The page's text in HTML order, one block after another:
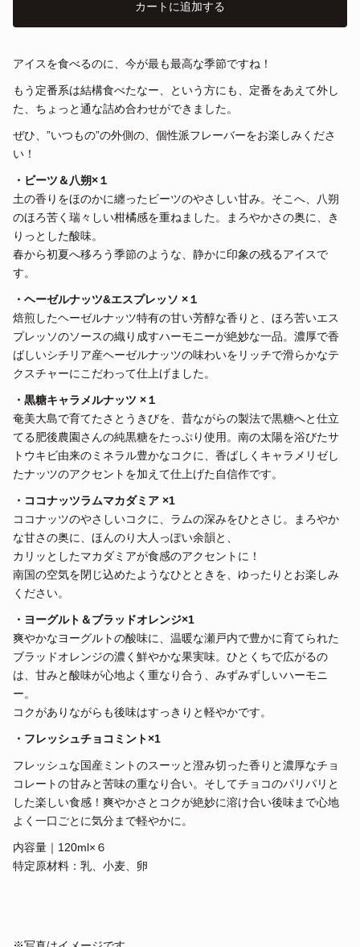
カートに追加する
アイスを食べるのに、今が最も最高な季節ですね！
もう定番系は結構食べたなー、という方にも、定番をあえて外し
た、ちょっと通な詰め合わせができました。
ぜひ、”いつもの”の外側の、個性派フレーバーをお楽しみくださ
い！
・ビーツ＆八朔×１
土の香りをほのかに纏ったビーツのやさしい甘み。そこへ、八朔
のほろ苦く瑞々しい柑橘感を重ねました。まろやかさの奥に、き
りっとした酸味。
春から初夏へ移ろう季節のような、静かに印象の残るアイスで
す。
・ヘーゼルナッツ&エスプレッソ ×１
焙煎したヘーゼルナッツ特有の甘い芳醇な香りと、ほろ苦いエス
プレッソのソースの織り成すハーモニーが絶妙な一品。濃厚で香
ばしいシチリア産ヘーゼルナッツの味わいをリッチで滑らかなテ
クスチャーにこだわって仕上げました。
・黒糖キャラメルナッツ ×１
奄美大島で育てたさとうきびを、昔ながらの製法で黒糖へと仕立
てる肥後農園さんの純黒糖をたっぷり使用。南の太陽を浴びたサ
トウキビ由来のミネラル豊かなコクに、香ばしくキャラメリゼし
たナッツのアクセントを加えて仕上げた自信作です。
・ココナッツラムマカダミア ×1
ココナッツのやさしいコクに、ラムの深みをひとさじ。まろやか
な甘さの奥に、ほんのり大人っぽい余韻と、
カリッとしたマカダミアが食感のアクセントに！
南国の空気を閉じ込めたようなひとときを、ゆったりとお楽しみ
ください。
・ヨーグルト＆ブラッドオレンジ×1
爽やかなヨーグルトの酸味に、温暖な瀬戸内で豊かに育てられた
ブラッドオレンジの濃く鮮やかな果実味。ひとくちで広がるの
は、甘みと酸味が心地よく重なり合う、みずみずしいハーモニ
ー。
コクがありながらも後味はすっきりと軽やかです。
・フレッシュチョコミント×1
フレッシュな国産ミントのスーッと澄み切った香りと濃厚なチョ
コレートの甘みと苦味の重なり合い。そしてチョコのパリパリと
した楽しい食感！爽やかさとコクが絶妙に溶け合い後味まで心地
よく一口ごとに気分まで軽やかに。
内容量｜120ml×６
特定原材料：乳、小麦、卵